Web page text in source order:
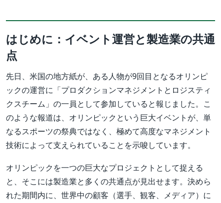
はじめに：イベント運営と製造業の共通
点
先日、米国の地方紙が、ある人物が9回目となるオリンピ
ックの運営に「プロダクションマネジメントとロジスティ
クスチーム」の一員として参加していると報じました。こ
のような報道は、オリンピックという巨大イベントが、単
なるスポーツの祭典ではなく、極めて高度なマネジメント
技術によって支えられていることを示唆しています。
オリンピックを一つの巨大なプロジェクトとして捉える
と、そこには製造業と多くの共通点が見出せます。決めら
れた期間内に、世界中の顧客（選手、観客、メディア）に